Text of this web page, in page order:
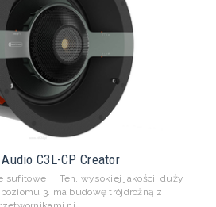
C3L-CP Creator
sufitowe Ten, wysokiej jakości, duży
3. ma budowę trójdrożną z